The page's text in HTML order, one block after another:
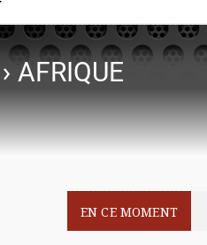
› AFRIQUE
EN CE MOMENT